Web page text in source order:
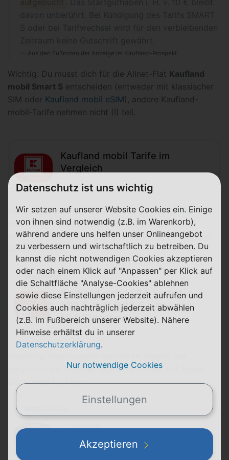
Aus den Fußnoten der Anzeige im Kaufland-Prospekt
Wichtig: Du musst dich für die Allnet-Flat Kaufland
mobil Smart S entscheiden (entweder mit klassischer
SIM oder Kaufland mobil eSIM), andere Kaufland-
mobil-Tarife nehmen nicht (!) teil.
Kaufland mobil Tarife im
Vergleich
Interessant: Zum Start der Aktion ist dasKaufland
mobil Startpaket günstigerzu bekommen (nicht
verpassen, die Aktion gilt normalerweise nur für eine
Woche):
Weiterlesen
Kaufland mobil SIM-Karte für
1,99 € statt 9,99 € − inklusive
10 € Guthaben
vergleichbare Anbieter NORMA Connect mit seiner
Black Week(s) Aktion.
NORMA Connect Black Week(s):
Allnet-Flat 12 Wochen gratis, 52
Datenschutz ist uns wichtig
Wir setzen auf unserer Website Cookies ein. Einige
von ihnen sind notwendig (z.B. im Warenkorb),
während andere uns helfen unser Onlineangebot
zu verbessern und wirtschaftlich zu betreiben. Du
kannst die nicht notwendigen Cookies akzeptieren
oder nach einem Klick auf "Anpassen" per Klick auf
die Schaltfläche "Analyse-Cookies" ablehnen
sowie diese Einstellungen jederzeit aufrufen und
Cookies auch nachträglich jederzeit abwählen
(z.B. im Fußbereich unserer Website). Nähere
Hinweise erhältst du in unserer
Datenschutzerklärung.
Nur notwendige Cookies
Einstellungen
Akzeptieren